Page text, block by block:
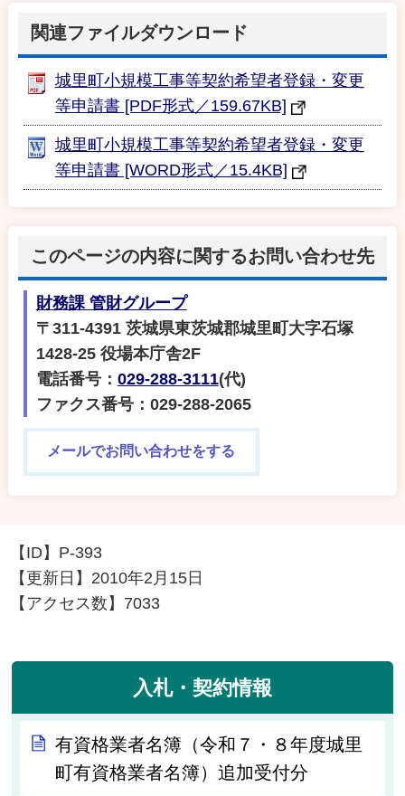
関連ファイルダウンロード
城里町小規模工事等契約希望者登録・変更
等申請書 [PDF形式／159.67KB]
城里町小規模工事等契約希望者登録・変更
等申請書 [WORD形式／15.4KB]
このページの内容に関するお問い合わせ先
財務課 管財グループ
〒311-4391 茨城県東茨城郡城里町大字石塚
1428-25 役場本庁舎2F
電話番号： 029-288-3111(代)
ファクス番号：029-288-2065
メールでお問い合わせをする
【ID】 P-393
【更新日】 2010年2月15日
【アクセス数】 7033
入札・契約情報
有資格業者名簿（令和７・８年度城里
町有資格業者名簿）追加受付分